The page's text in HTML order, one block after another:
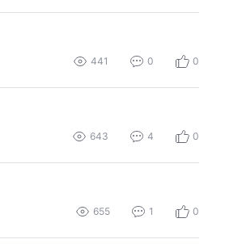
441 0 0
643 4 0
655 1 0